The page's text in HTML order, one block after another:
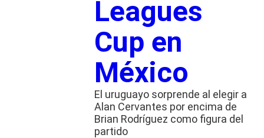
Leagues
Cup en
México
El uruguayo sorprende al elegir a
Alan Cervantes por encima de
Brian Rodríguez como figura del
partido